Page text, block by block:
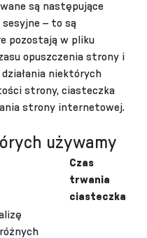
są następujące
– to są
pozostają w pliku
opuszczenia strony i
działania niektórych
strony, ciasteczka
strony internetowej.
używamy
Czas
trwania
ciasteczka